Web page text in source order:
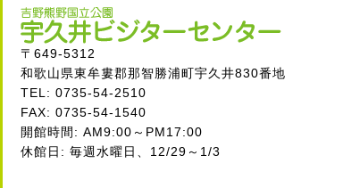
〒649-5312
和歌山県東牟婁郡那智勝浦町宇久井830番地
TEL: 0735-54-2510
FAX: 0735-54-1540
開館時間: AM9:00～PM17:00
休館日: 毎週水曜日、12/29～1/3